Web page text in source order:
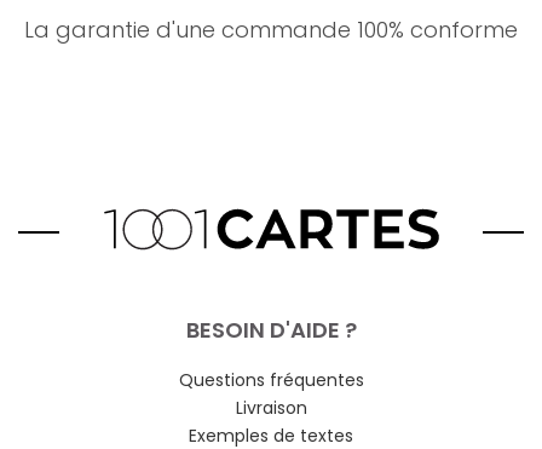
La garantie d'une commande 100% conforme
BESOIN D'AIDE ?
Questions fréquentes
Livraison
Exemples de textes